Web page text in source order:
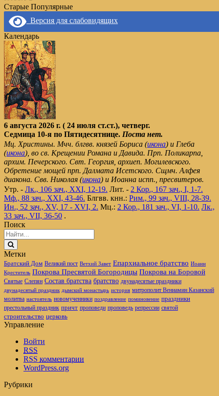
Старые Популярные
Версия для слабовидящих
Календарь
6 августа 2026 г. ( 24 июля ст.ст.), четверг.
Седмица 10-я по Пятидесятнице. Поста нет.
Мц. Христины. Мчч. блгвв. князей Бориса (икона) и Глеба
(икона), во св. Крещении Романа и Давида. Прп. Поликарпа,
архим. Печерского. Свт. Георгия, архиеп. Могилевского.
Обретение мощей прп. Далмата Исетского. Сщмч. Алфея
диакона. Свв. Николая (икона) и Иоанна испп., пресвитеров.
Утр. - Лк., 106 зач., XXI, 12-19. Лит. - 2 Кор., 167 зач., I, 1-7.
Мф., 88 зач., XXI, 43-46. Блгвв. кнн.: Рим., 99 зач., VIII, 28-39.
Ин., 52 зач., XV, 17 - XVI, 2. Мц.: 2 Кор., 181 зач., VI, 1-10. Лк.,
33 зач., VII, 36-50 .
Поиск
Метки
Братский Дом Великий пост Ветхий Завет Епархиальное братство Иоанн
Креститель Покрова Пресвятой Богородицы Покрова на Боровой
Святые Слепян Состав братства братство двунадесятые праздники
двунадесятый праздник дымский монастырь история митрополит Вениамин Казанский
молитва настоятель новомученники поздравление поминовение праздники
престольный праздник причт проповеди проповедь репрессии святой
строительство церковь
Управление
Войти
RSS
RSS комментарии
WordPress.org
Рубрики